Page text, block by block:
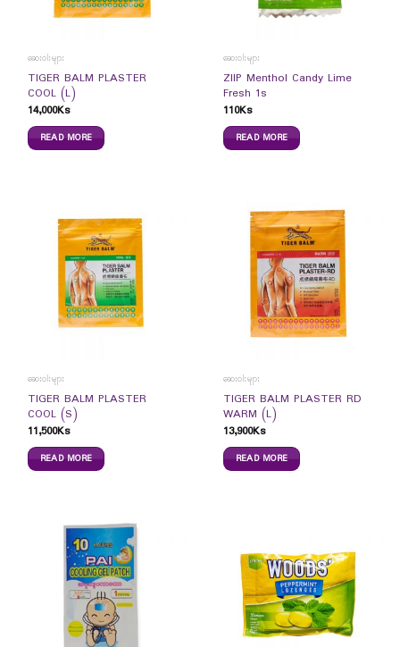
ဆေးဝါးများ
TIGER BALM PLASTER
COOL (L)
14,000Ks
READ MORE
ဆေးဝါးများ
ZIIP Menthol Candy Lime
Fresh 1s
110Ks
READ MORE
ဆေးဝါးများ
TIGER BALM PLASTER
COOL (S)
11,500Ks
READ MORE
ဆေးဝါးများ
TIGER BALM PLASTER RD
WARM (L)
13,900Ks
READ MORE